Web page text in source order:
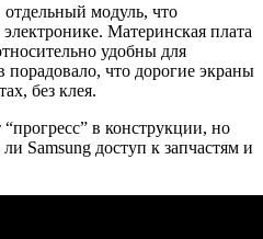
модуль, что
Материнская плата
удобны для
порадовало, что дорогие экраны
без клея.
в конструкции, но
Samsung доступ к запчастям и